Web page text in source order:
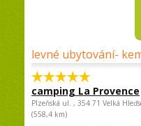
levné ubytování-
camping La Provence
Plzeňská ul. , 354 71 Velká
(558,4 km)